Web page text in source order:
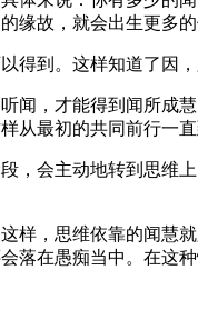
故，就会出生更多
到。这样知道了因，
，才能得到闻所成
最初的共同前行一
会主动地转到思维
，思维依靠的闻慧
落在愚痴当中。在